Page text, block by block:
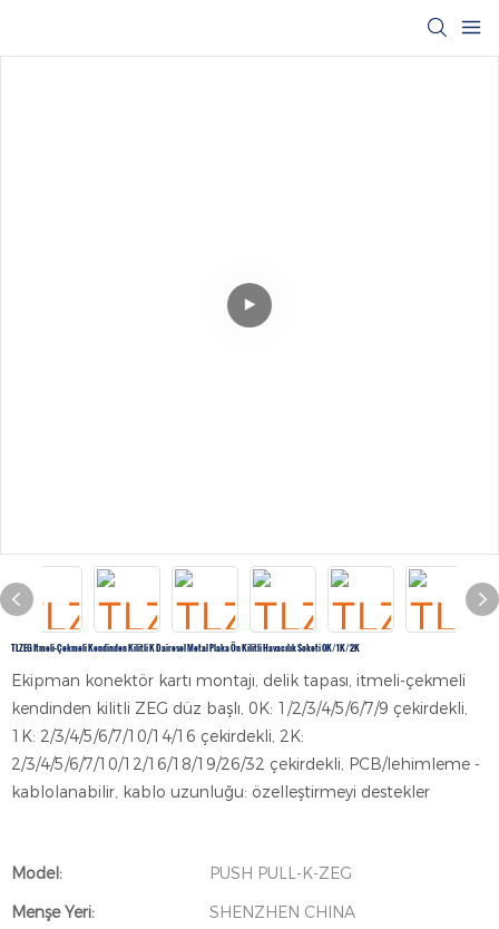
TLZEG Itmeli-Çekmeli Kendinden Kilitli K Dairesel Metal Plaka Ön Kilitli Havacılık Soketi 0K/1K/2K
Ekipman konektör kartı montajı, delik tapası, itmeli-çekmeli
kendinden kilitli ZEG düz başlı, 0K: 1/2/3/4/5/6/7/9 çekirdekli,
1K: 2/3/4/5/6/7/10/14/16 çekirdekli, 2K:
2/3/4/5/6/7/10/12/16/18/19/26/32 çekirdekli, PCB/lehimleme -
kablolanabilir, kablo uzunluğu: özelleştirmeyi destekler
Model:
PUSH PULL-K-ZEG
Menşe Yeri:
SHENZHEN CHINA